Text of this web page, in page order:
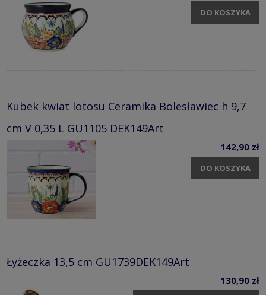
DO KOSZYKA
Kubek kwiat lotosu Ceramika Bolesławiec h 9,7
cm V 0,35 L GU1105 DEK149Art
142,90 zł
DO KOSZYKA
Łyżeczka 13,5 cm GU1739DEK149Art
130,90 zł